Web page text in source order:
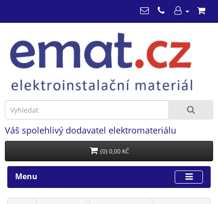
Váš spolehlivý dodavatel elektromateriálu
(0) 0,00 KČ
Menu